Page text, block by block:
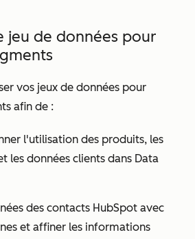
jeu de données pour
vos jeux de données pour
afin de :
l'utilisation des produits, les
les données clients dans Data
des contacts HubSpot avec
et affiner les informations